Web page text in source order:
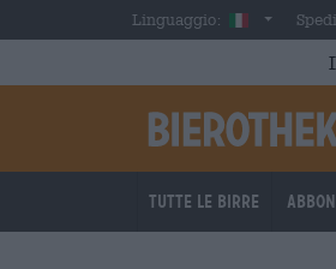
Skip to main contentLinguaggio: Italian
Tutte le birre